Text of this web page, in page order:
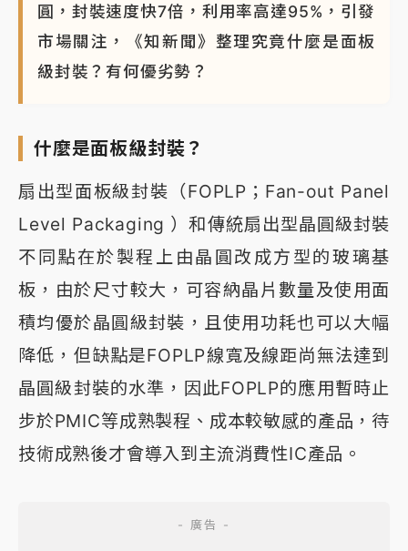
圓，封裝速度快7倍，利用率高達95%，引發
市場關注，《知新聞》整理究竟什麼是面板
級封裝？有何優劣勢？
什麼是面板級封裝？
扇出型面板級封裝（FOPLP；Fan-out Panel
Level Packaging ）和傳統扇出型晶圓級封裝
不同點在於製程上由晶圓改成方型的玻璃基
板，由於尺寸較大，可容納晶片數量及使用面
積均優於晶圓級封裝，且使用功耗也可以大幅
降低，但缺點是FOPLP線寬及線距尚無法達到
晶圓級封裝的水準，因此FOPLP的應用暫時止
步於PMIC等成熟製程、成本較敏感的產品，待
技術成熟後才會導入到主流消費性IC產品。